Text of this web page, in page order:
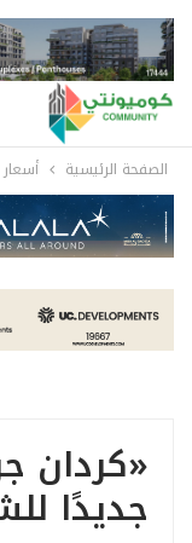
الصفحة الرئيسية أسعار
«كردان
جديدًا